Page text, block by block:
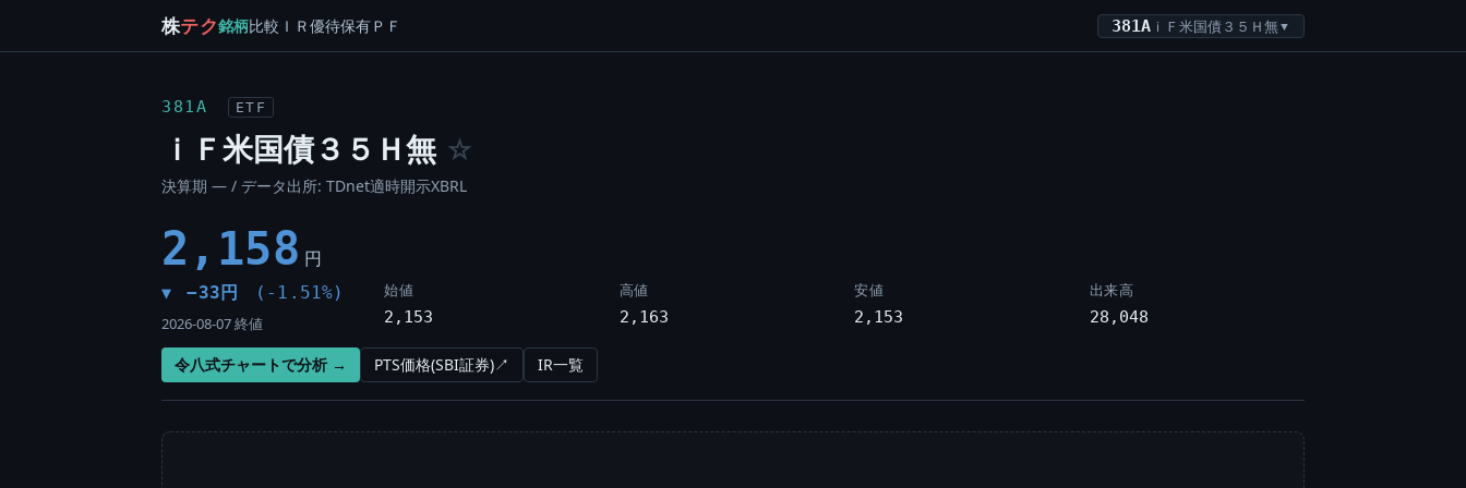
株テク銘柄比較 ＩＲ優待保有ＰＦ 381A ｉＦ米国債３５Ｈ無▼
381A ETF
ｉＦ米国債３５Ｈ無 ☆
決算期 — / データ出所: TDnet適時開示XBRL
2,158 円
▼ −33円 (-1.51%)
2026-08-07 終値
始値
2,153
高値
2,163
安値
2,153
出来高
28,048
令八式チャートで分析 → PTS価格(SBI証券)↗ IR一覧